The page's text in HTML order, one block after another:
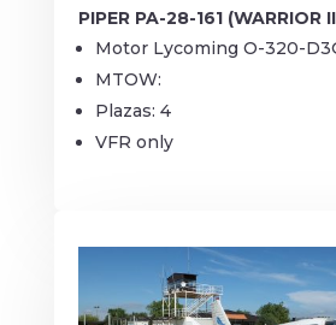
PIPER PA-28-161 (WARRIOR
Motor Lycoming O-320-
MTOW:
Plazas: 4
VFR only